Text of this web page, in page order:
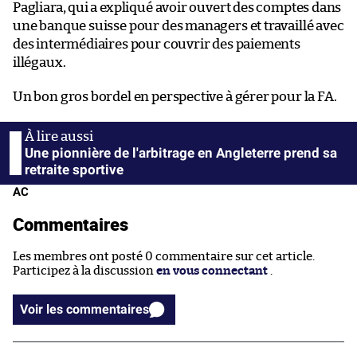
Pagliara, qui a expliqué avoir ouvert des comptes dans
une banque suisse pour des managers et travaillé avec
des intermédiaires pour couvrir des paiements
illégaux.
Un bon gros bordel en perspective à gérer pour la FA.
Une pionnière de l'arbitrage en Angleterre prend sa
retraite sportive
AC
Commentaires
Les membres ont posté 0 commentaire sur cet article.
Participez à la discussion en vous connectant .
Voir les commentaires